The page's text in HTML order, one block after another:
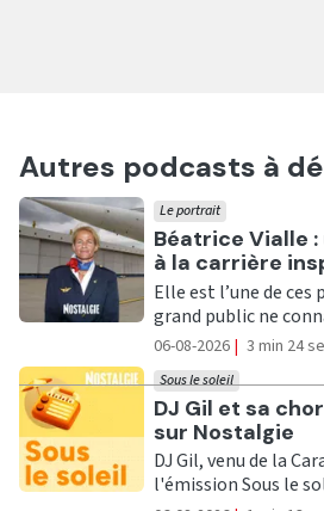
Autres podcasts à
Ecouter
Béatrice Vialle
à la carrière
Le portrait
Elle est l’une de
grand public ne
06-08-2026 | 3 min 24
Ecouter
DJ Gil et sa
sur Nostalgie
Sous le soleil
DJ Gil, venu de la
l'émission Sous le